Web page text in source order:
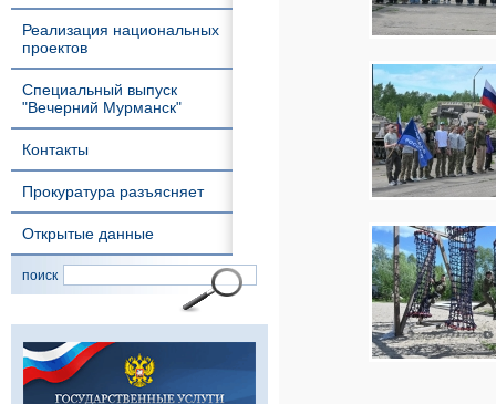
Реализация национальных
проектов
Специальный выпуск
"Вечерний Мурманск"
Контакты
Прокуратура разъясняет
Открытые данные
поиск